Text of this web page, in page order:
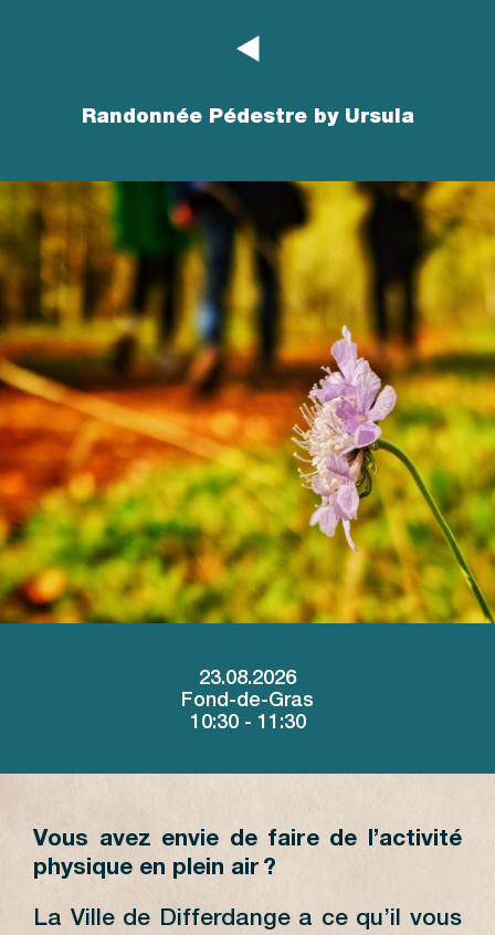
Randonnée Pédestre by Ursula
23.08.2026
Fond-de-Gras
10:30 - 11:30
Vous avez envie de faire de l’activité
physique en plein air ?
La Ville de Differdange a ce qu’il vous